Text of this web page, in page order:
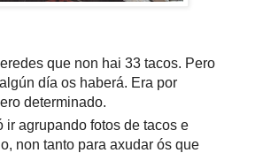
que non hai 33 tacos. Pero
día os haberá. Era por
determinado.
ir agrupando fotos de tacos e
non tanto para axudar ós que